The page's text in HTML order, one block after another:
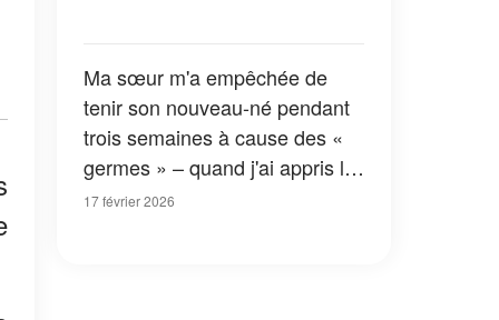
Ma sœur m'a empêchée de
tenir son nouveau-né pendant
trois semaines à cause des «
germes » – quand j'ai appris la
vraie raison, j'ai craqué
17 février 2026